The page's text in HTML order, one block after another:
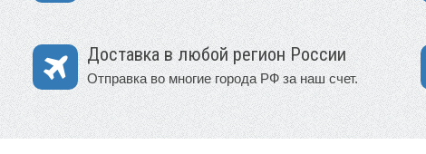
Доставка в любой регион России
Отправка во многие города РФ за наш счет.